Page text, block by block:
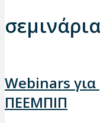
σεμινάρια
Webinars
ΠΕΕΜΠΙΠ